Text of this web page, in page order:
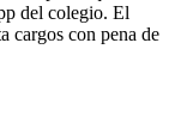
del colegio. El
cargos con pena de